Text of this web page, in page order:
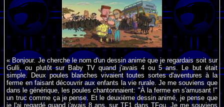
« Bonjour. Je cherche le nom d'un dessin animé que je regardais soit sur
Gulli, ou plutôt sur Baby TV quand j'avais 4 ou 5 ans. Le but était
simple. Deux poules blanches vivaient toutes sortes d'aventures à la
ferme en faisant découvrir aux enfants la vie rurale. Je me souviens que
dans le générique, les poules chantonnaient: "À la ferme en s'amusant !"
un truc comme ça je pense. Et le deuxième dessin animé, je pense que
je l'ai regardé quand j'avais 8 ans, sur TF1 dans TFou. Je me souviens